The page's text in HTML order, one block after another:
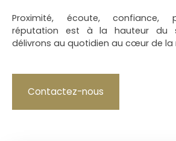
Proximité, écoute, confiance,
réputation est à la hauteur du
délivrons au quotidien au cœur de la
Contactez-nous